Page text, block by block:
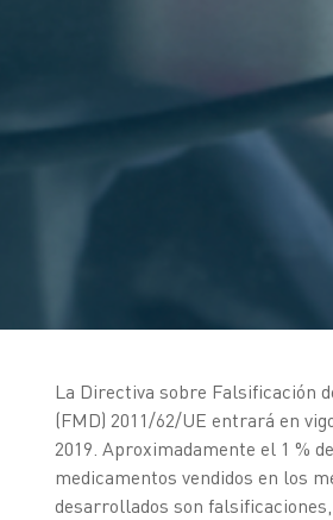
La Directiva sobre Falsificación
(FMD) 2011/62/UE entrará en
2019. Aproximadamente el 1 %
medicamentos vendidos en los
desarrollados son